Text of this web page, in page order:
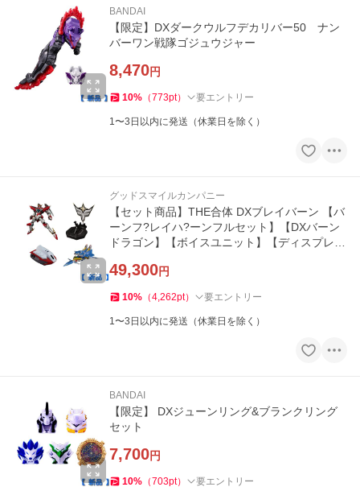
BANDAI
【限定】DXダークウルフデカリバー50 ナン
バーワン戦隊ゴジュウジャー
8,470円
10% （773pt） 要エントリー
1〜3日以内に発送（休業日を除く）
グッドスマイルカンパニー
【セット商品】THE合体 DXブレイバーン 【バ
ーンフ?レイハ?ーンフルセット】【DXバーン
ドラゴン】【ボイスユニット】【ディスプレイ
49,300円
10% （4,262pt） 要エントリー
1〜3日以内に発送（休業日を除く）
BANDAI
【限定】 DXジューンリング&ブランクリング
セット
7,700円
10% （703pt） 要エントリー